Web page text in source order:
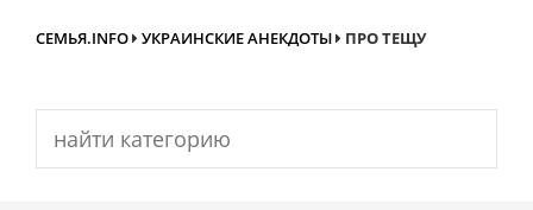
СЕМЬЯ.INFO УКРАИНСКИЕ АНЕКДОТЫ ПРО ТЕЩУ
Search